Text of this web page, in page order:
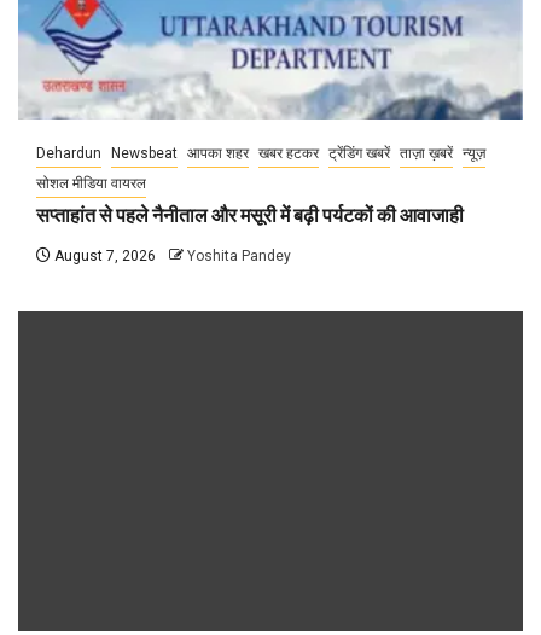
Dehardun Newsbeat आपका शहर खबर हटकर ट्रेंडिंग खबरें ताज़ा ख़बरें न्यूज़
सोशल मीडिया वायरल
सप्ताहांत से पहले नैनीताल और मसूरी में बढ़ी पर्यटकों की आवाजाही
August 7, 2026 Yoshita Pandey